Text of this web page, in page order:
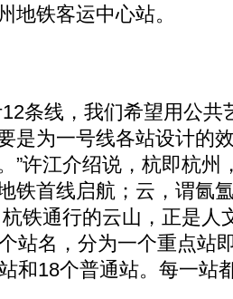
铁客运中心站。
条线，我们希望用公共
是为一号线各站设计
”许江介绍说，杭即杭州
铁首线启航；云，谓氤
铁通行的云山，正是人
站名，分为一个重点站
和18个普通站。每一站